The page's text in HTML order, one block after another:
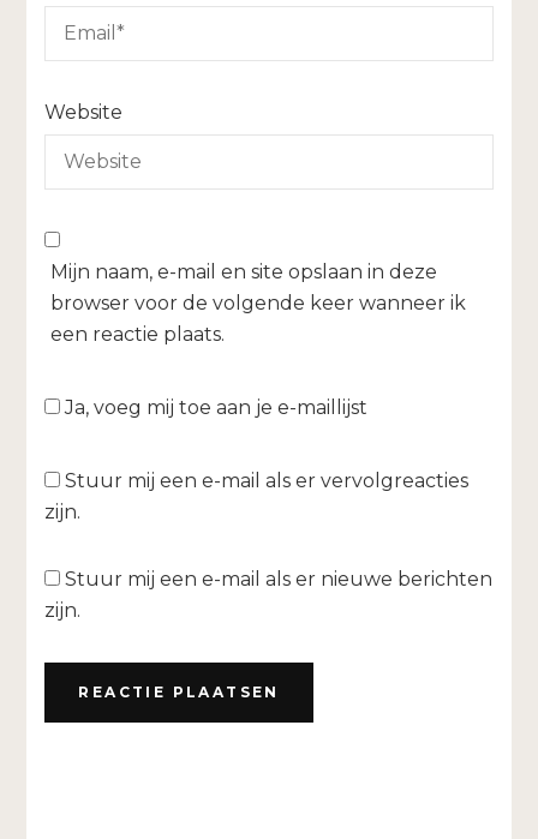
Website
Mijn naam, e-mail en site opslaan in deze
browser voor de volgende keer wanneer ik
een reactie plaats.
Ja, voeg mij toe aan je e-maillijst
Stuur mij een e-mail als er vervolgreacties
zijn.
Stuur mij een e-mail als er nieuwe berichten
zijn.